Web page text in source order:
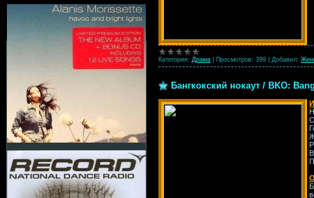
Категория: Драма Просмотров: 399 Добавил:
Бангкокский нокаут / BKO: